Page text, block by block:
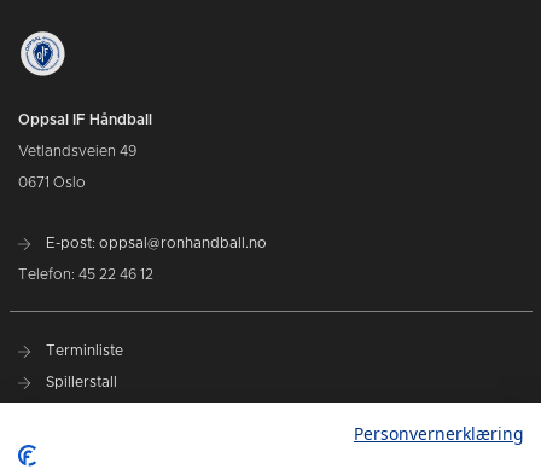
Oppsal IF Håndball
Vetlandsveien 49
0671 Oslo
E-post: oppsal@ronhandball.no
Telefon: 45 22 46 12
Terminliste
Spillerstall
Personvernerklæring